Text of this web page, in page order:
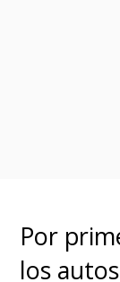
Por
los